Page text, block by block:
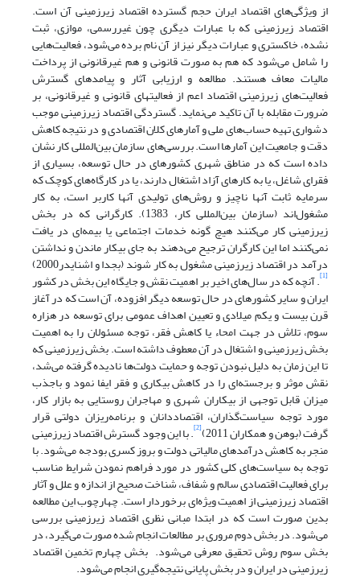
از ویژگی‌های اقتصاد ایران حجم گسترده اقتصاد زیرزمینی آن است.
اقتصاد زیرزمینی که با عبارات دیگری چون غیررسمی، موازی، ثبت
نشده، خاکستری و عبارات دیگر نیز از آن نام برده می‌شود، فعالیت‌هایی
را شامل می‌شود که هم به صورت قانونی و هم غیرقانونی از پرداخت
مالیات معاف هستند. مطالعه و ارزیابی آثار و پیامدهای گسترش
فعالیت‌های زیرزمینی اقتصاد اعم از فعالیتهای قانونی و غیرقانونی، بر
ضرورت مقابله با آن تاکید می‌نماید. گستردگی اقتصاد زیرزمینی موجب
دشواری تهیه حساب‌های ملی و آمارهای کلان اقتصادی و در نتیجه کاهش
دقت و جامعیت این آمارها است. بررسی‌های سازمان بین‌المللی کار نشان
داده است که در مناطق شهری کشورهای در حال توسعه، بسیاری از
فقرای شاغل، یا به کارهای آزاد اشتغال دارند، یا در کارگاه‌های کوچک که
سرمایه ثابت آنها ناچیز و روش‌های تولیدی آنها کاربر است، به کار
مشغول‌اند (سازمان بین‌المللی کار، 1383). کارگرانی که در بخش
زیرزمینی کار می‌کنند هیچ گونه خدمات اجتماعی یا بیمه‌ای در یافت
نمی‌کنند اما این کارگران ترجیح می‌دهند به جای بیکار ماندن و نداشتن
درآمد در اقتصاد زیرزمینی مشغول به کار شوند (بجدا و اشنایدر2000)
[1] . آنچه که در سال‌های اخیر بر اهمیت نقش و جایگاه این بخش در کشور
ایران و سایر کشورهای در حال توسعه دیگر افزوده، آن است که در آغاز
قرن بیست و یکم میلادی و تعیین اهداف عمومی برای توسعه در هزاره
سوم، تلاش در جهت امحاء یا کاهش فقر، توجه مسئولان را به اهمیت
بخش زیرزمینی و اشتغال در آن معطوف داشته است. بخش زیرزمینی که
تا این زمان به دلیل نبودن توجه و حمایت دولت‌ها نادیده گرفته می‌شد،
نقش موثر و برجسته‌ای را در کاهش بیکاری و فقر ایفا نمود و باجذب
میزان قابل توجهی از بیکاران شهری و مهاجران روستایی به بازار کار،
مورد توجه سیاست‌گذاران، اقتصاددانان و برنامه‌ریزان دولتی قرار
گرفت (بوهن و همکاران 2011) [2] . با این وجود گسترش اقتصاد زیرزمینی
منجر به کاهش درآمدهای مالیاتی دولت و بروز کسری بودجه می‌شود. با
توجه به سیاست‌های کلی کشور در مورد فراهم نمودن شرایط مناسب
برای فعالیت اقتصادی سالم و شفاف، شناخت صحیح از اندازه و علل و آثار
اقتصاد زیرزمینی از اهمیت ویژه‌ای برخوردار است. چهارچوب این مطالعه
بدین صورت است که در ابتدا مبانی نظری اقتصاد زیرزمینی بررسی
می‌شود. در بخش دوم مروری بر مطالعات انجام شده صورت می‌گیرد، در
بخش سوم روش تحقیق معرفی می‌شود. بخش چهارم تخمین اقتصاد
زیرزمینی در ایران و در بخش پایانی نتیجه‌گیری انجام می‌شود.